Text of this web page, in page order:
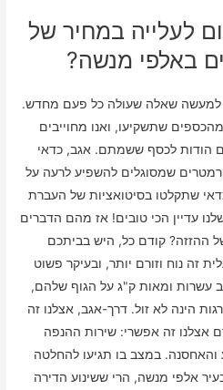
לעלייה במחיר של
באלפי מנשה?
למעשה שאלה שעולה כל פעם מחדש.
שתשקיעו, ואנו מחוייבים
הודות לכסף ששמתם. אגב, כדאי
שמסוגלים להשפיע לרעה על
שתקלטו בסיטואציות של העברת
עדיין הכי טובים! אז מהם הדברים
ההזזה? קודם כל, היש בביתכם
זה נוח וזורם יותר, ובעיקר פשוט
עשרות ומאות ק"ג על הגוף שלהם,
הינה לא זול. דרך-אגב, אצלנו זה
אצלנו זה אפשרי: שירות ההנפה
במצב בו תגיעו להחלטה
אלפי מנשה, הרי ששינוע הדירה